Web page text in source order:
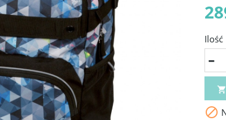
Ilość

